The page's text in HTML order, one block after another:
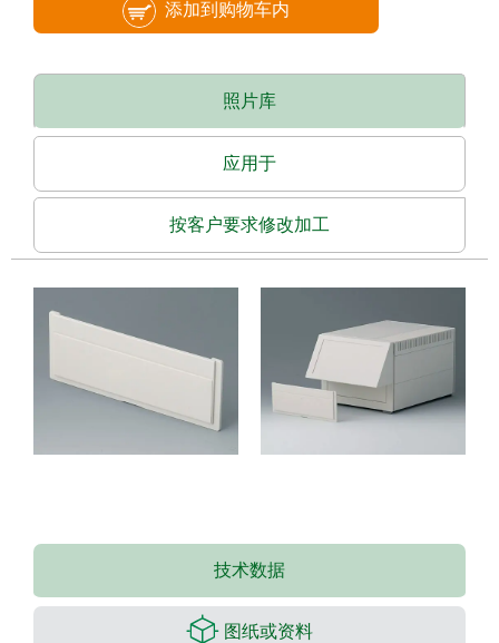
添加到购物车内
照片库
应用于
按客户要求修改加工
技术数据
图纸或资料